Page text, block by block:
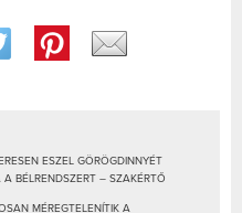
ESZEL GÖRÖGDINNYÉT
BÉLRENDSZERT – SZAKÉRTŐ
MÉREGTELENÍTIK A